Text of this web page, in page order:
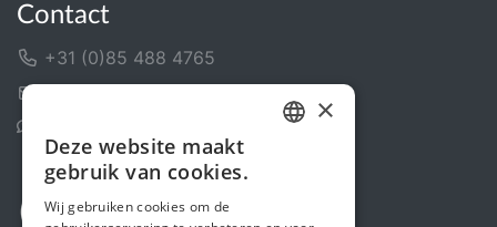
Contact
+31 (0)85 488 4765
×
Deze website maakt
gebruik van cookies.
Wij gebruiken cookies om de